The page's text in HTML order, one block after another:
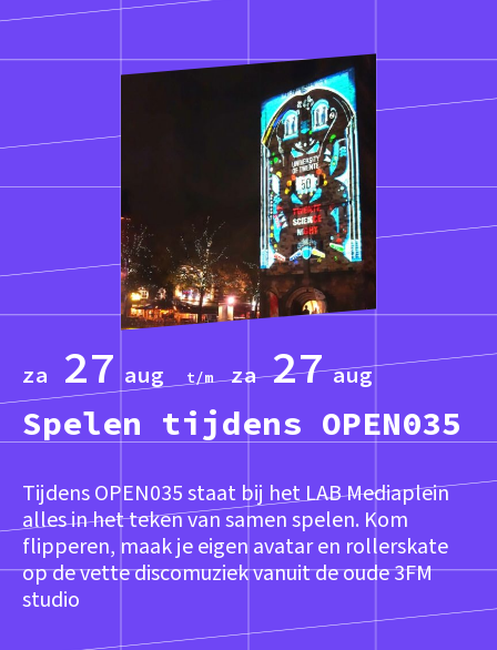
za 27 aug za 27 aug
Spelen tijdens OPEN035
Tijdens OPEN035 staat bij het LAB Mediaplein
alles in het teken van samen spelen. Kom
flipperen, maak je eigen avatar en rollerskate
op de vette discomuziek vanuit de oude 3FM
studio